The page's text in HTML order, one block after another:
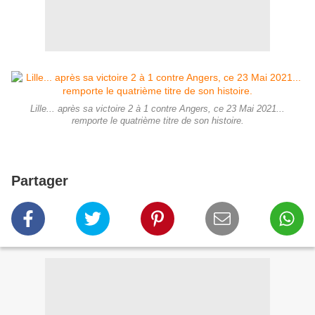
Lille... après sa victoire 2 à 1 contre Angers, ce 23 Mai 2021...
remporte le quatrième titre de son histoire.
Partager